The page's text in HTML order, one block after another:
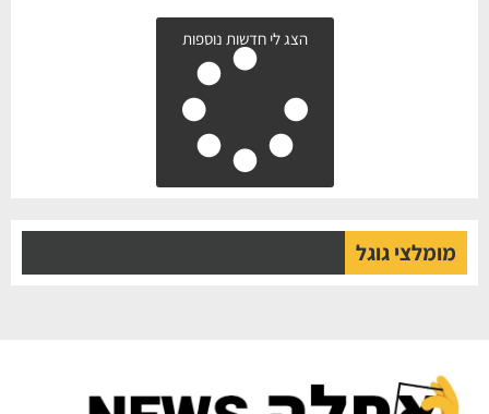
הצג לי חדשות נוספות
מומלצי גוגל